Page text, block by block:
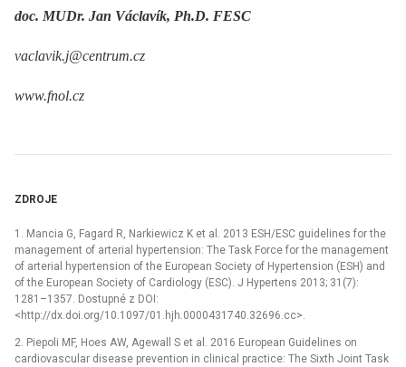
doc. MUDr. Jan Václavík, Ph.D. FESC
vaclavik.j@centrum.cz
www.fnol.cz
ZDROJE
1. Mancia G, Fagard R, Narkiewicz K et al. 2013 ESH/ESC guidelines for the
management of arterial hypertension: The Task Force for the management
of arterial hypertension of the European Society of Hypertension (ESH) and
of the European Society of Cardiology (ESC). J Hypertens 2013; 31(7):
1281–1357. Dostupné z DOI:
<http://dx.doi.org/10.1097/01.hjh.0000431740.32696.cc>.
2. Piepoli MF, Hoes AW, Agewall S et al. 2016 European Guidelines on
cardiovascular disease prevention in clinical practice: The Sixth Joint Task